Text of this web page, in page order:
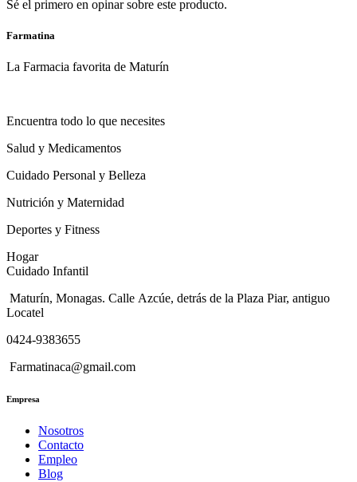
Sé el primero en opinar sobre este producto.
Farmatina
La Farmacia favorita de Maturín
Encuentra todo lo que necesites
Salud y Medicamentos
Cuidado Personal y Belleza
Nutrición y Maternidad
Deportes y Fitness
Hogar
Cuidado Infantil
Maturín, Monagas. Calle Azcúe, detrás de la Plaza Piar, antiguo
Locatel
0424-9383655
Farmatinaca@gmail.com
Empresa
Nosotros
Contacto
Empleo
Blog